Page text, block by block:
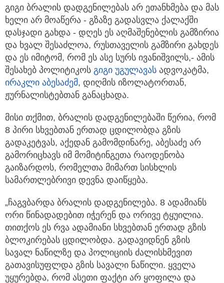
გიგი ბრალის დადგენილებას არ ეთანხმება და მას
ხელი არ მოაწერა - გზაზე გადასვლა ქალაქში
დასჯადი გახდა - დღეს ეს აღმაშენებლის გამზირია
და ხვალ შესაძლოა, რუსთაველის გამზირი გახდეს
და ეს იმიტომ, რომ ეს ასე სურს ივანიშვილს,- ამის
შესახებ პოლიტიკოს გიგი უგულავას ადვოკატმა,
ირაკლი აბესაძემ, დიღმის იზოლატორთან,
ჟურნალისტებთან განაცხადა.
მისი თქმით, ბრალის დადგენილებაში წერია, რომ
8 პირი სხვებთან ერთად ცდილობდა გზის
გადაკეტვას, აქედან გამომდინარე, აბესაძე არ
გამორიცხავს იმ მომიტინგეთა რაოდენობა
გაიზარდოს, რომელთა მიმართ სისხლის
სამართლებრივი დევნა დაიწყება.
„ჩაგვბარდა ბრალის დადგენილება. 8 ადამიანს
ორი წინადადებით იჭერენ და ორივე ტყუილია.
თითქოს ეს რვა ადამიანი სხვებთან ერთად გზის
ბლოკირებას ცდილობდა. გადავიდნენ გზის
სავალ ნაწილზე და პოლიციის ძალისხმევით
გათავისუფლდა გზის სავალი ნაწილი. ყველა
უყურებდა, რომ ასეთი ფაქტი არ ყოფილა და